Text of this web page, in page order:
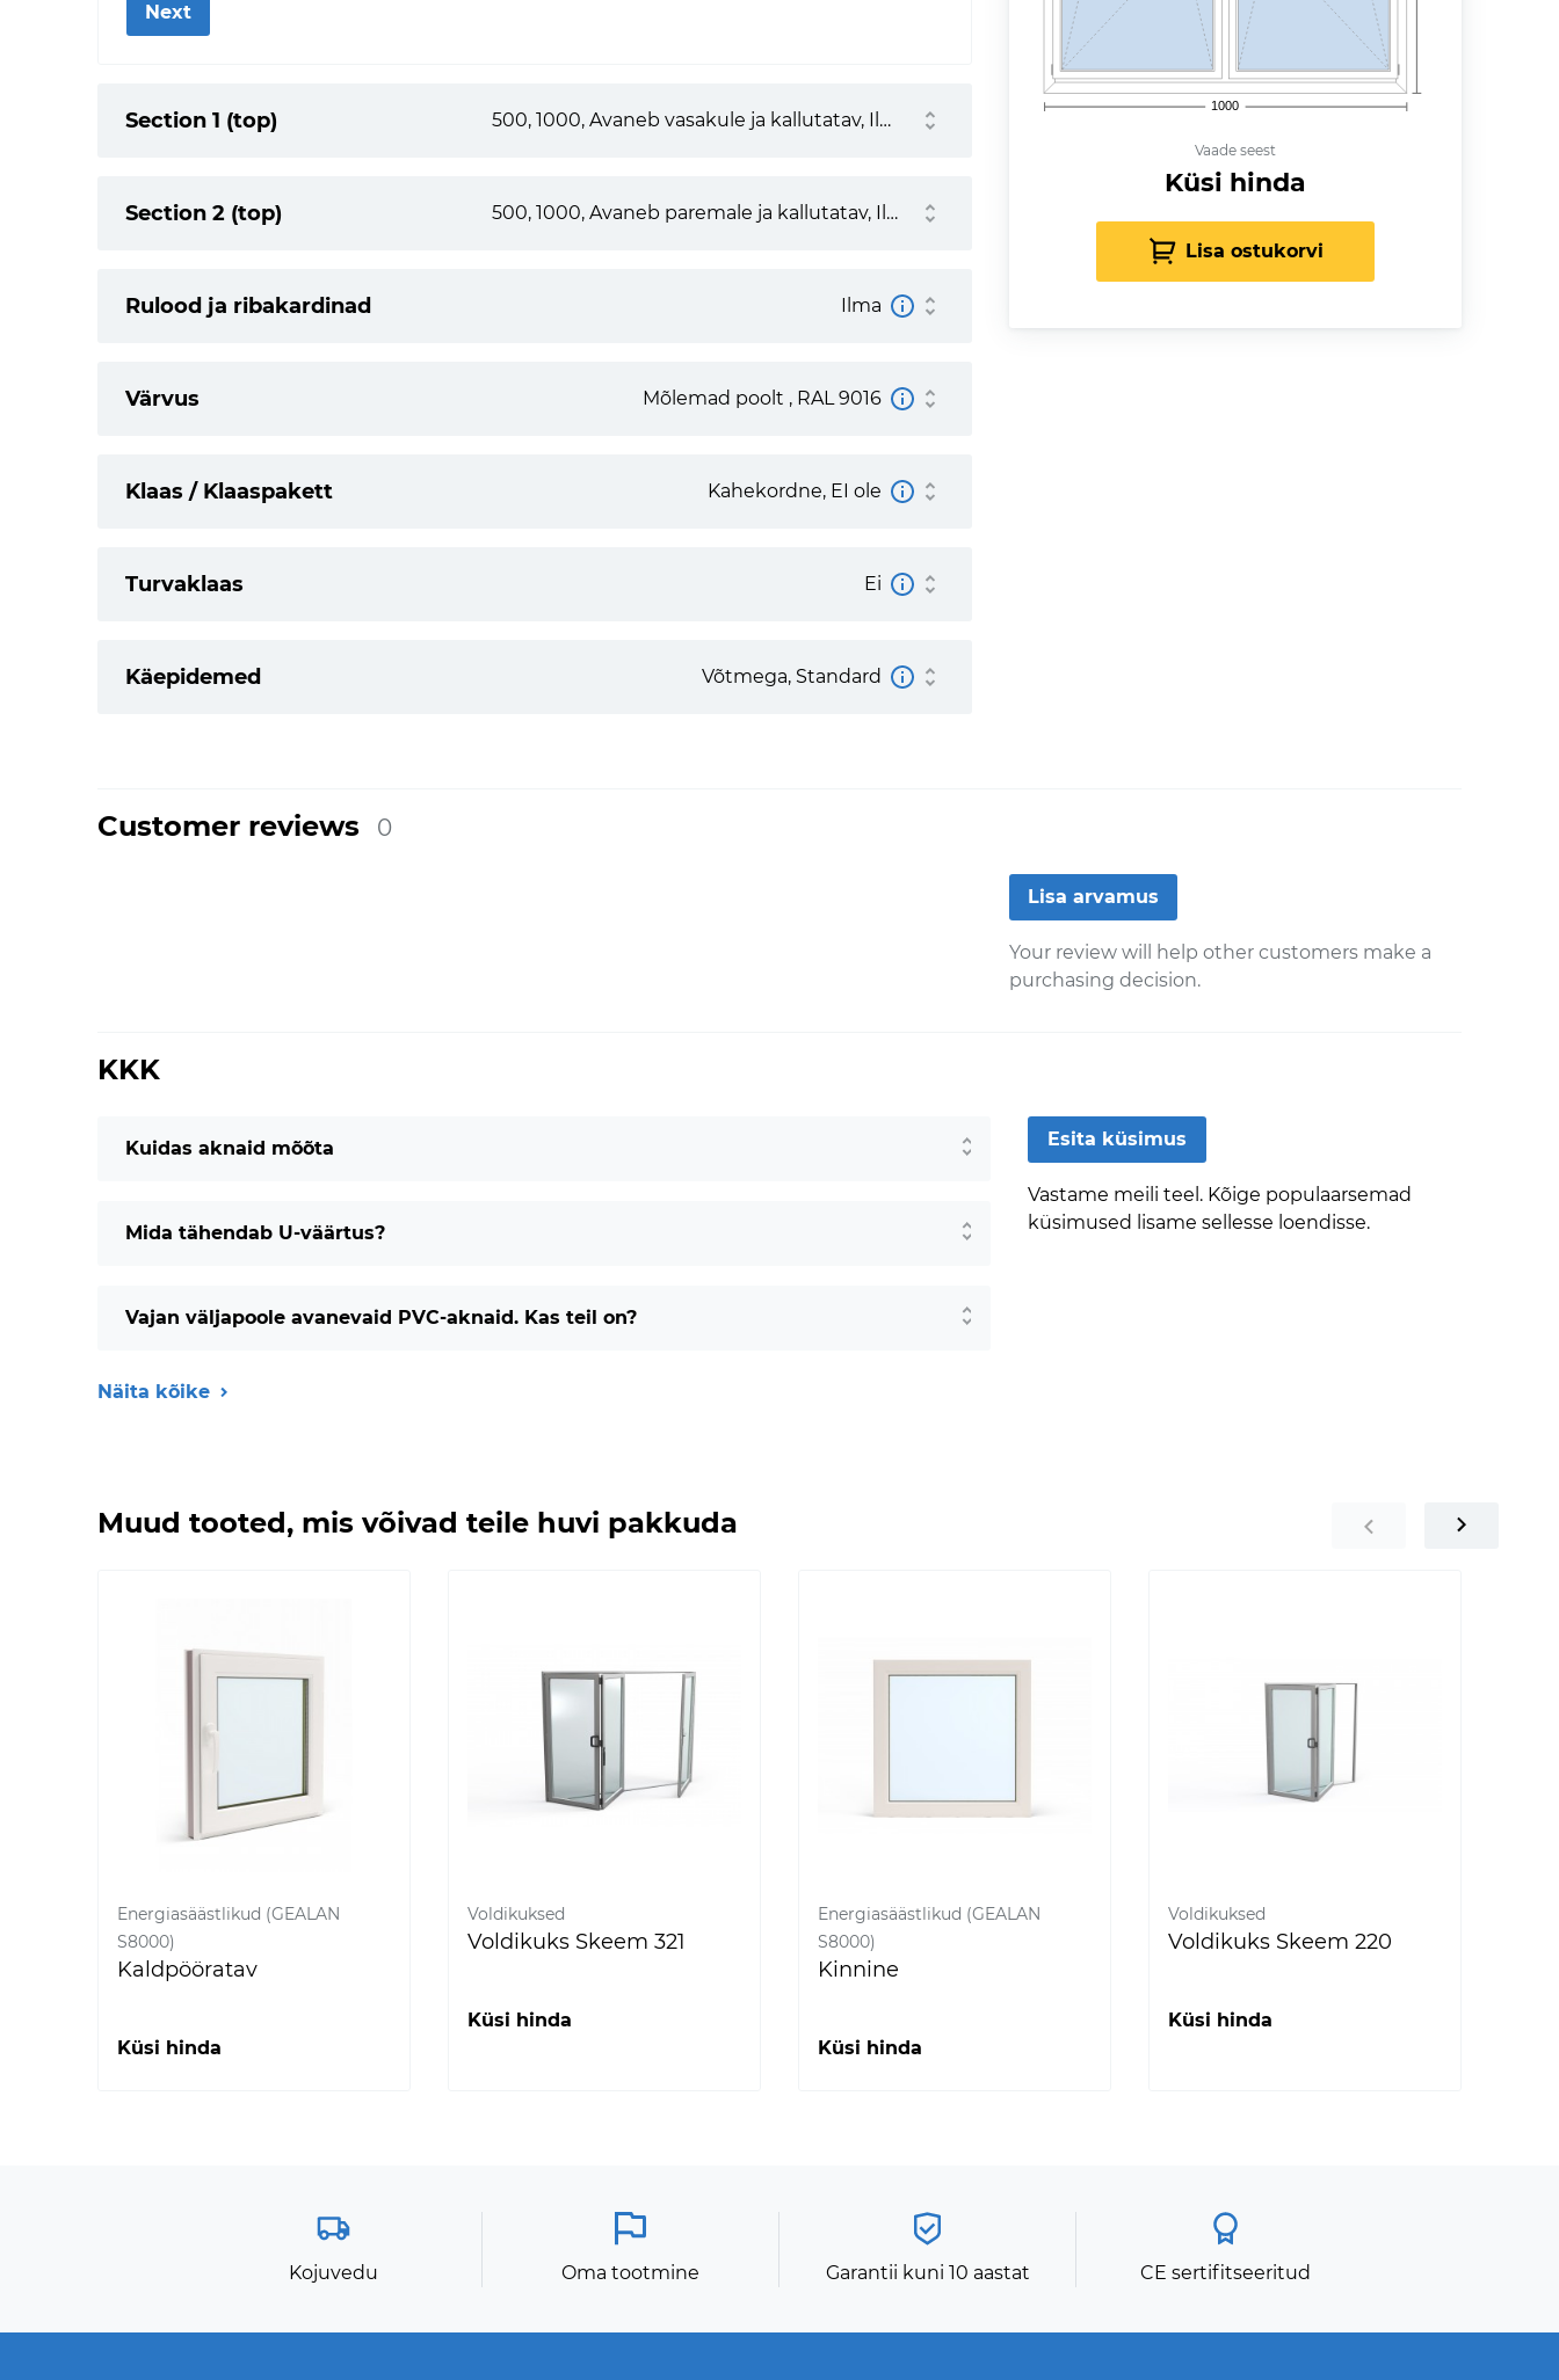
Next
Section 1 (top) 500, 1000, Avaneb vasakule ja kallutatav, Ilma ventilatsioonita, EI ole, EI ole
Section 2 (top) 500, 1000, Avaneb paremale ja kallutatav, Ilma ventilatsioonita, EI ole, EI ole
Rulood ja ribakardinad Ilma
Värvus Mõlemad poolt , RAL 9016
Klaas / Klaaspakett Kahekordne, EI ole
Turvaklaas Ei
Käepidemed Võtmega, Standard
1000
Vaade seest
Küsi hinda
Lisa ostukorvi
Customer reviews 0
Lisa arvamus
Your review will help other customers make a
purchasing decision.
KKK
Kuidas aknaid mõõta
Mida tähendab U-väärtus?
Vajan väljapoole avanevaid PVC-aknaid. Kas teil on?
Esita küsimus
Vastame meili teel. Kõige populaarsemad
küsimused lisame sellesse loendisse.
Näita kõike
Muud tooted, mis võivad teile huvi pakkuda
Energiasäästlikud (GEALAN
S8000)
Kaldpööratav
Küsi hinda
Voldikuksed
Voldikuks Skeem 321
Küsi hinda
Energiasäästlikud (GEALAN
S8000)
Kinnine
Küsi hinda
Voldikuksed
Voldikuks Skeem 220
Küsi hinda
Kojuvedu Oma tootmine Garantii kuni 10 aastat CE sertifitseeritud